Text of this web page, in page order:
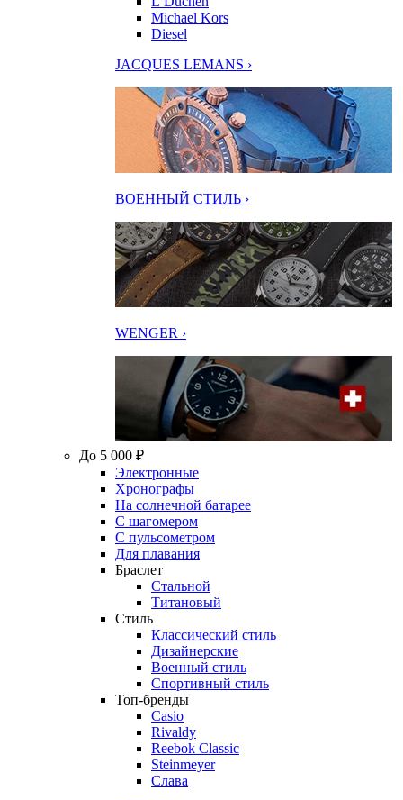
Michael Kors
Diesel
JACQUES LEMANS ›
ВОЕННЫЙ СТИЛЬ ›
WENGER ›
До 5 000 ₽
Электронные
Хронографы
На солнечной батарее
С шагомером
С пульсометром
Для плавания
Браслет
Стальной
Титановый
Стиль
Классический стиль
Дизайнерские
Военный стиль
Спортивный стиль
Топ-бренды
Casio
Rivaldy
Reebok Classic
Steinmeyer
Слава